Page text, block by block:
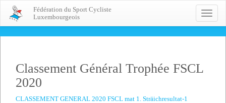
Toggle
Fédération du Sport Cycliste
Luxembourgeois
Classement Général Trophée FSCL
2020
CLASSEMENT GENERAL 2020 FSCL mat 1. Sträichresultat-1